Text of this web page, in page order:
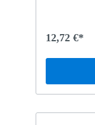
12,72 €*